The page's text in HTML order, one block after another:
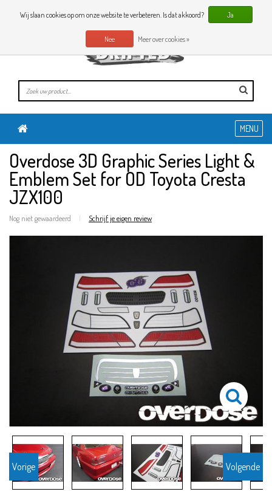
0 Artikelen
NL
MENU
Overdose 3D Graphic Series Light &
Emblem Set for OD Toyota Cresta
JZX100
Nog niet gewaardeerd | Schrijf je eigen review
Vorige Volgende
Wij slaan cookies op om onze website te verbeteren. Is dat akkoord? Ja
Nee Meer over cookies »